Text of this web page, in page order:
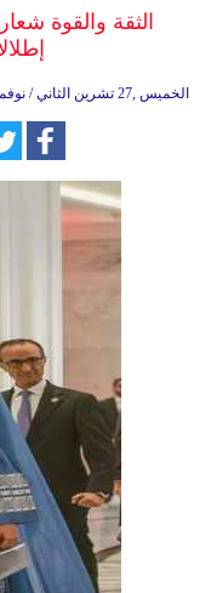
الثقة والقوة
18:05 2025 الخميس ,27 تشرين الثاني / نوفمبر